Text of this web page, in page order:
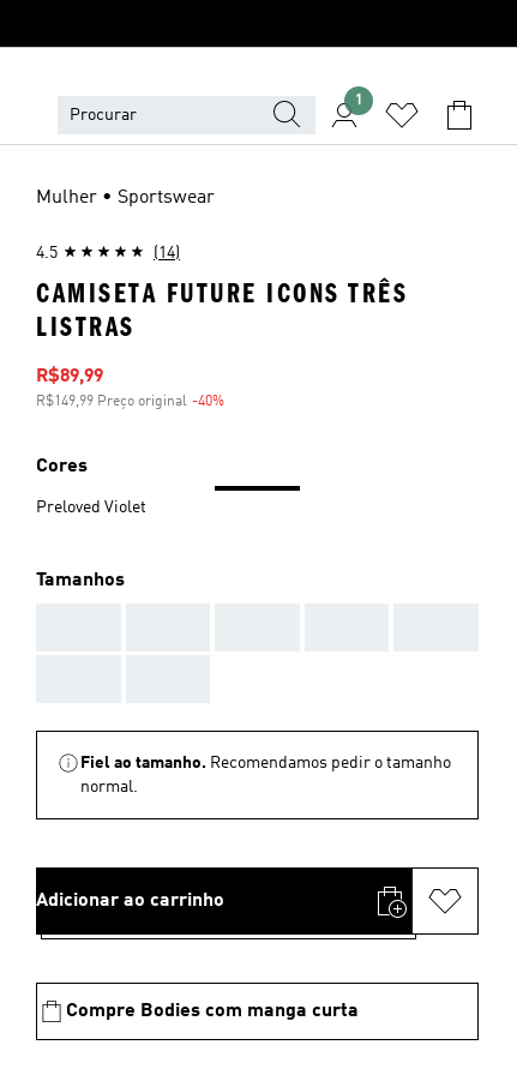
1
Mulher • Sportswear
4.5 (14)
CAMISETA FUTURE ICONS TRÊS
LISTRAS
Preço com desconto
R$89,99
R$149,99 Preço original -40%
Cores
Preloved Violet
Tamanhos
Fiel ao tamanho. Recomendamos pedir o tamanho
normal.
Adicionar ao carrinho
Compre Bodies com manga curta